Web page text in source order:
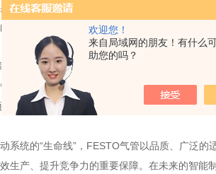
欢迎您！
来自局域网的朋友！有什么
助您的吗？
体工况需求，推荐最合适的气管型号与配套
生产损失。
，自动化生产对气动系统的智能化、高效化
产品，通过内置传感器实时监测气管的压力
性维护)，帮助用户提前发现潜在故障，降低
统的“生命线”，FESTO气管以品质、广泛的
生产、提升竞争力的重要保障。在未来的智